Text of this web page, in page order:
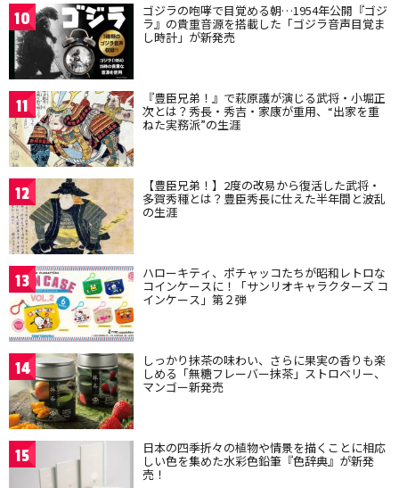
10 ゴジラの咆哮で目覚める朝…1954年公開『ゴジ
ラ』の貴重音源を搭載した「ゴジラ音声目覚ま
し時計」が新発売
11 『豊臣兄弟！』で萩原護が演じる武将・小堀正
次とは？秀長・秀吉・家康が重用、“出家を重
ねた実務派”の生涯
12 【豊臣兄弟！】2度の改易から復活した武将・
多賀秀種とは？豊臣秀長に仕えた半年間と波乱
の生涯
13 ハローキティ、ポチャッコたちが昭和レトロな
コインケースに！「サンリオキャラクターズ コ
インケース」第２弾
14 しっかり抹茶の味わい、さらに果実の香りも楽
しめる「無糖フレーバー抹茶」ストロベリー、
マンゴー新発売
15 日本の四季折々の植物や情景を描くことに相応
しい色を集めた水彩色鉛筆『色辞典』が新発
売！